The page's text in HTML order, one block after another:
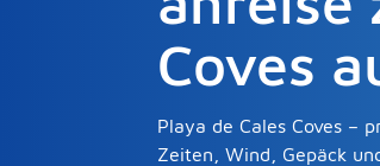
Coves
Playa de Cales Coves –
Zeiten, Wind, Gepäck